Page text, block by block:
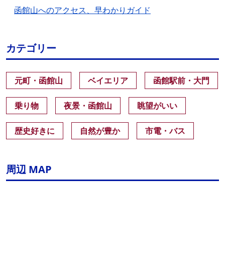
函館山へのアクセス、早わかりガイド
カテゴリー
元町・函館山 ベイエリア 函館駅前・大門
乗り物 夜景・函館山 眺望がいい
歴史好きに 自然が豊か 市電・バス
周辺 MAP